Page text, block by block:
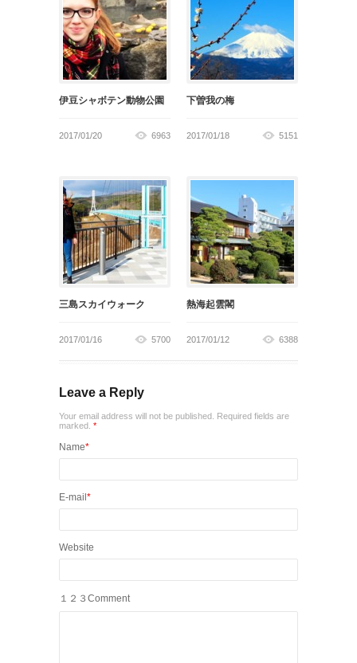
伊豆シャボテン動物公園
2017/01/20 6963
下曽我の梅
2017/01/18 5151
三島スカイウォーク
2017/01/16 5700
熱海起雲閣
2017/01/12 6388
Leave a Reply
Your email address will not be published. Required fields are
marked. *
Name*
E-mail *
Website
１２３Comment